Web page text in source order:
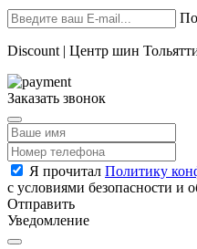
Discount | Центр шин
Заказать звонок
Я прочитал Политику
с условиями безопасности и
Отправить
Уведомление